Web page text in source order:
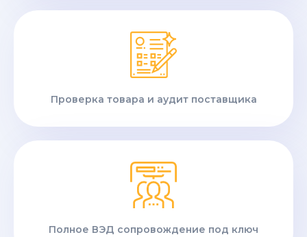
Проверка товара и аудит поставщика
Полное ВЭД сопровождение под ключ